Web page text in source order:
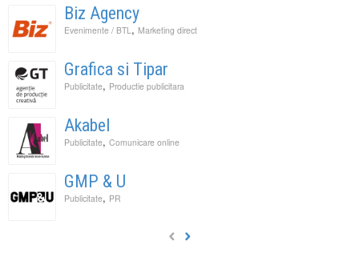
Biz Agency
Evenimente / BTL, Marketing direct
Grafica si Tipar
Publicitate, Productie publicitara
Akabel
Publicitate, Comunicare online
GMP & U
Publicitate, PR